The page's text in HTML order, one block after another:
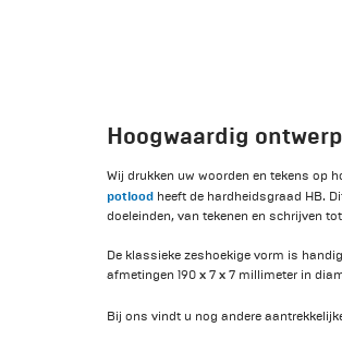
Hoogwaardig
Wij drukken uw woorden en tekens op
potlood heeft de hardheidsgraad HB.
doeleinden, van tekenen en schrijven
De klassieke zeshoekige vorm is
afmetingen 190 x 7 x 7 millimeter in
Bij ons vindt u nog andere